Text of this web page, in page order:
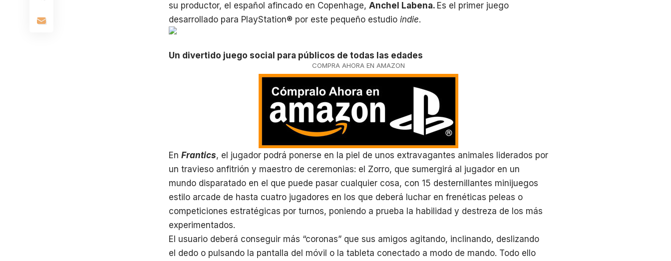
su productor, el español afincado en Copenhage, Anchel Labena. Es el primer juego
desarrollado para PlayStation® por este pequeño estudio indie.
Un divertido juego social para públicos de todas las edades
COMPRA AHORA EN AMAZON
En Frantics, el jugador podrá ponerse en la piel de unos extravagantes animales liderados por
un travieso anfitrión y maestro de ceremonias: el Zorro, que sumergirá al jugador en un
mundo disparatado en el que puede pasar cualquier cosa, con 15 desternillantes minijuegos
estilo arcade de hasta cuatro jugadores en los que deberá luchar en frenéticas peleas o
competiciones estratégicas por turnos, poniendo a prueba la habilidad y destreza de los más
experimentados.
El usuario deberá conseguir más “coronas” que sus amigos agitando, inclinando, deslizando
el dedo o pulsando la pantalla del móvil o la tableta conectado a modo de mando. Todo ello